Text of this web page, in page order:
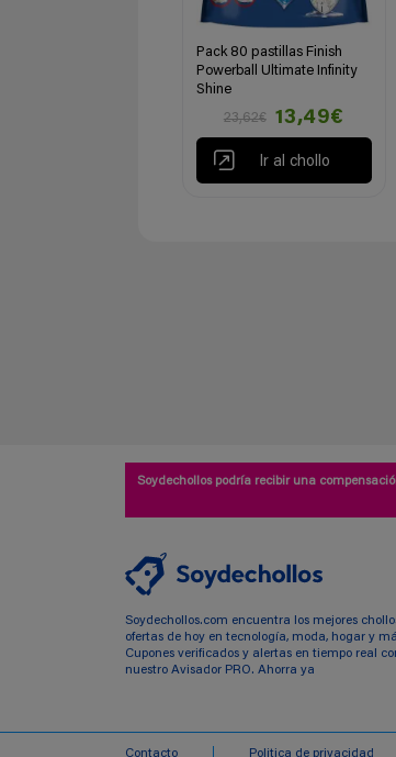
Pack 80 pastillas Finish
Powerball Ultimate Infinity
Shine
23,62€
13,49€
Ir al chollo
Soydechollos podría recibir una
Soydechollos.com encuentra los mejores
ofertas de hoy en tecnología, moda, hogar y
Cupones verificados y alertas en tiempo real
nuestro Avisador PRO. Ahorra ya
Contacto Politica de privacidad